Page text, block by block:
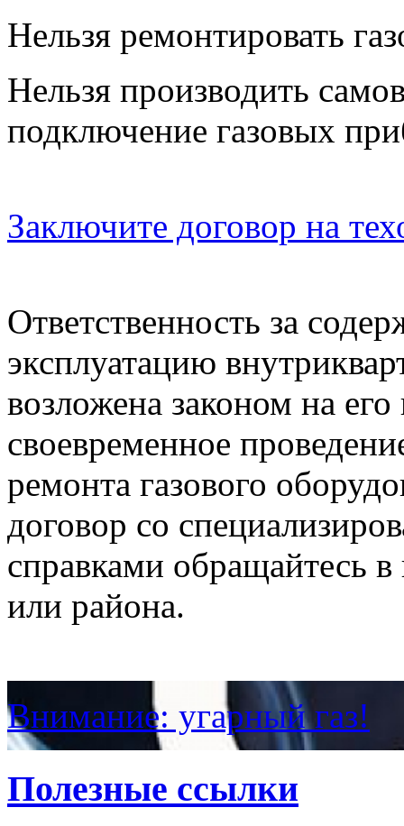
Нельзя ремонтировать
Нельзя производить
подключение газовых
Заключите договор на
Ответственность за
эксплуатацию
возложена законом на
своевременное
ремонта газового
договор со
справками обращайтесь
или района.
Внимание: угарный газ!
Полезные ссылки